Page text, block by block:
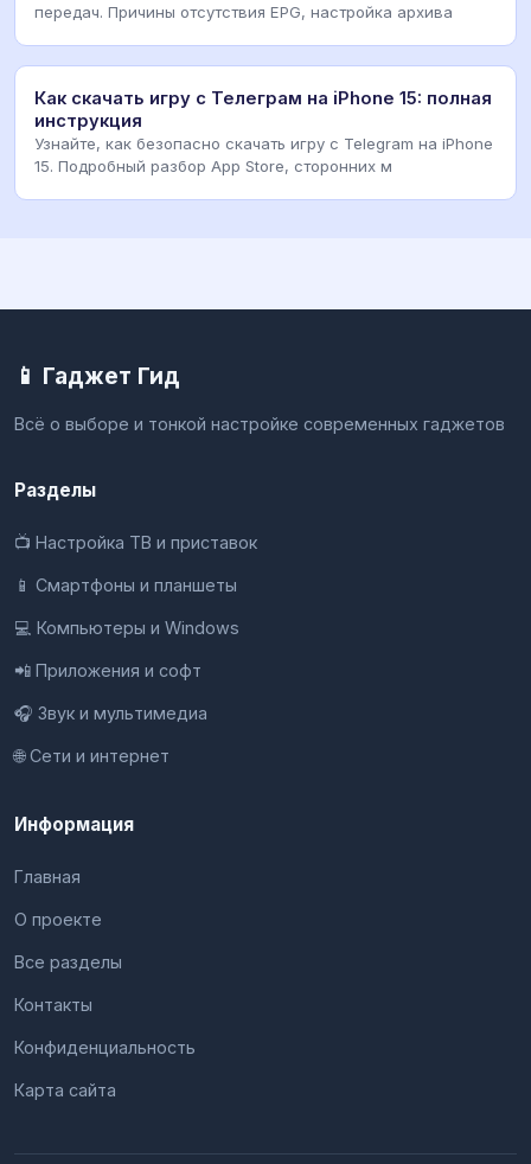
передач. Причины отсутствия EPG, настройка архива
Как скачать игру с Телеграм на iPhone 15: полная
инструкция
Узнайте, как безопасно скачать игру с Telegram на iPhone
15. Подробный разбор App Store, сторонних м
📱 Гаджет Гид
Всё о выборе и тонкой настройке современных гаджетов
Разделы
📺 Настройка ТВ и приставок
📱 Смартфоны и планшеты
💻 Компьютеры и Windows
📲 Приложения и софт
🎧 Звук и мультимедиа
🌐 Сети и интернет
Информация
Главная
О проекте
Все разделы
Контакты
Конфиденциальность
Карта сайта